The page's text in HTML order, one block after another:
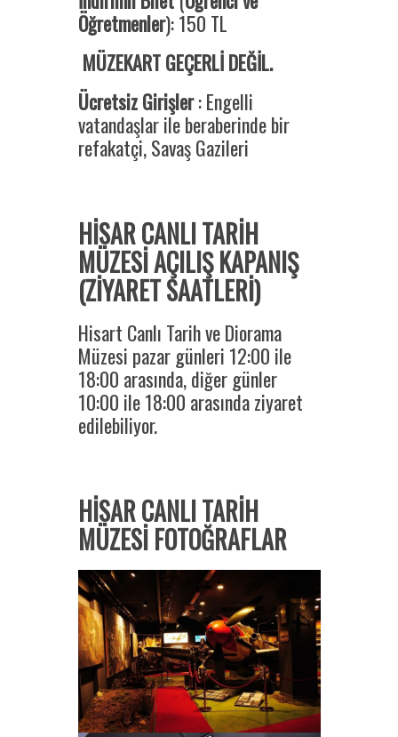
Öğretmenler): 150 TL
MÜZEKART GEÇERLİ DEĞİL.
Ücretsiz Girişler: Engelli
vatandaşlar ile beraberinde bir
refakatçi, Savaş Gazileri
HİSAR CANLI TARİH
MÜZESİ AÇILIŞ KAPANIŞ
(ZİYARET SAATLERİ)
Hisart Canlı Tarih ve Diorama
Müzesi pazar günleri 12:00 ile
18:00 arasında, diğer günler
10:00 ile 18:00 arasında ziyaret
edilebiliyor.
HİSAR CANLI TARİH
MÜZESİ FOTOĞRAFLAR